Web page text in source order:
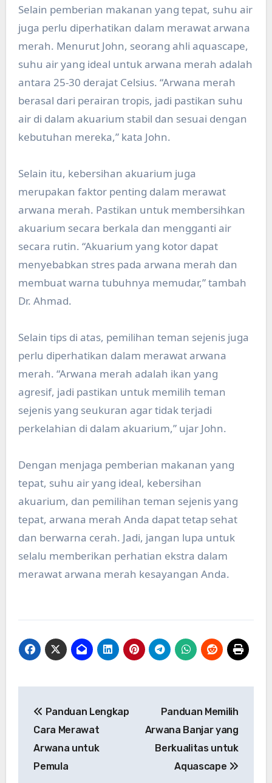
Selain pemberian makanan yang tepat, suhu air
juga perlu diperhatikan dalam merawat arwana
merah. Menurut John, seorang ahli aquascape,
suhu air yang ideal untuk arwana merah adalah
antara 25-30 derajat Celsius. “Arwana merah
berasal dari perairan tropis, jadi pastikan suhu
air di dalam akuarium stabil dan sesuai dengan
kebutuhan mereka,” kata John.
Selain itu, kebersihan akuarium juga
merupakan faktor penting dalam merawat
arwana merah. Pastikan untuk membersihkan
akuarium secara berkala dan mengganti air
secara rutin. “Akuarium yang kotor dapat
menyebabkan stres pada arwana merah dan
membuat warna tubuhnya memudar,” tambah
Dr. Ahmad.
Selain tips di atas, pemilihan teman sejenis juga
perlu diperhatikan dalam merawat arwana
merah. “Arwana merah adalah ikan yang
agresif, jadi pastikan untuk memilih teman
sejenis yang seukuran agar tidak terjadi
perkelahian di dalam akuarium,” ujar John.
Dengan menjaga pemberian makanan yang
tepat, suhu air yang ideal, kebersihan
akuarium, dan pemilihan teman sejenis yang
tepat, arwana merah Anda dapat tetap sehat
dan berwarna cerah. Jadi, jangan lupa untuk
selalu memberikan perhatian ekstra dalam
merawat arwana merah kesayangan Anda.
navigation
Panduan Lengkap
Cara Merawat
Arwana untuk
Pemula
Panduan Memilih
Arwana Banjar yang
Berkualitas untuk
Aquascape